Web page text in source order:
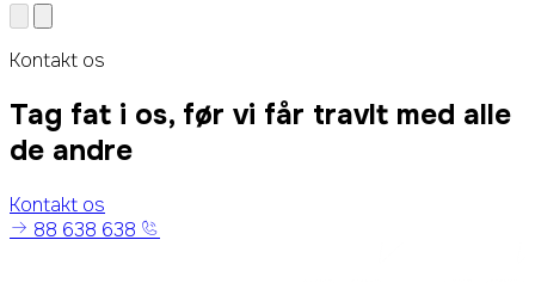
Kontakt os
Tag fat i os, før vi får travlt med alle
de andre
Kontakt os
88 638 638